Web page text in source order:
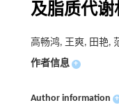
及脂质代谢
高畅鸿, 王爽, 田艳,
作者信息 +
Author information +